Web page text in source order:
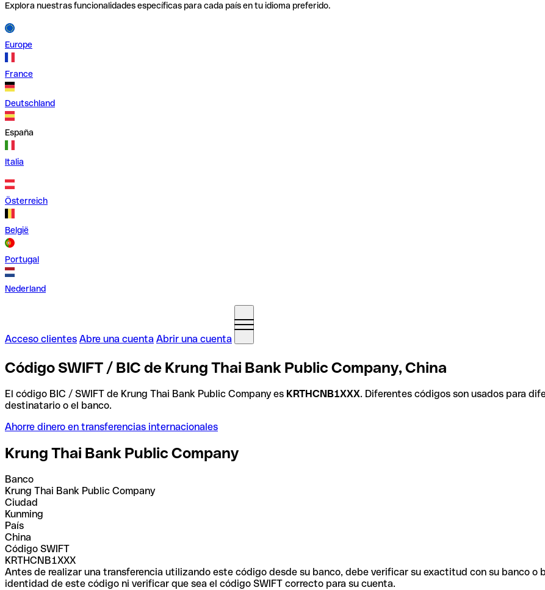
Explora nuestras funcionalidades específicas para cada país en tu idioma preferido.
Europe
France
Deutschland
España
Italia
Österreich
België
Portugal
Nederland
Acceso clientes Abre una cuenta Abrir una cuenta
Código SWIFT / BIC de Krung Thai Bank Public Company, China
El código BIC / SWIFT de Krung Thai Bank Public Company es KRTHCNB1XXX. Diferentes códigos son usados para
destinatario o el banco.
Ahorre dinero en transferencias internacionales
Krung Thai Bank Public Company
Banco
Krung Thai Bank Public Company
Ciudad
Kunming
País
China
Código SWIFT
KRTHCNB1XXX
Antes de realizar una transferencia utilizando este código desde su banco, debe verificar su exactitud con su banco o
identidad de este código ni verificar que sea el código SWIFT correcto para su cuenta.